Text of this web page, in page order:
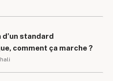
d’un standard
comment ça marche ?